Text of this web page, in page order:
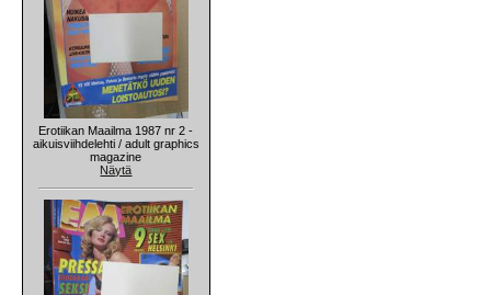
Erotiikan Maailma 1987 nr 2 -
aikuisviihdelehti / adult graphics
magazine
Näytä